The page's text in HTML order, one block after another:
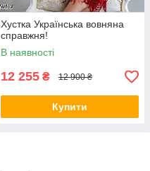
Хустка Українська вовняна
справжня!
В наявності
12 255 ₴ 12 900 ₴
Купити